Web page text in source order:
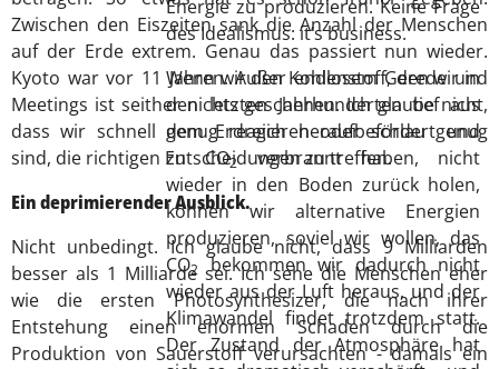
Energie zu produzieren. Keine Frage
des Idealismus: it’s business.
Wenn wir den Kohlenstoff, den wir in
den letzten Jahrhunderten tief aus
dem Erdreich heraufbefördert und
zu CO2verbrannt haben, nicht
wieder in den Boden zurück holen,
können wir alternative Energien
produzieren, soviel wir wollen, das
CO2 bekommen wir dadurch nicht
wieder aus der Luft heraus, und der
Klimawandel findet trotzdem statt.
Der Zustand der Atmosphäre hat
Zwischen den Eiszeiten sank die Anzahl der Menschen
auf der Erde extrem. Genau das passiert nun wieder.
Kyoto war vor 11 Jahren. Außer endlosem Gerede und
Meetings ist seither nichts geschehen. Ich glaube nicht,
dass wir schnell genug reagieren oder schlau genug
sind, die richtigen Entscheidungen zu treffen.
Ein deprimierender Ausblick.
Nicht unbedingt. Ich glaube nicht, dass 9 Milliarden
besser als 1 Milliarde sei. Ich sehe die Menschen eher
wie die ersten Photosynthesizer, die nach ihrer
Entstehung einen enormen Schaden durch die
Produktion von Sauerstoff verursachten - damals ein